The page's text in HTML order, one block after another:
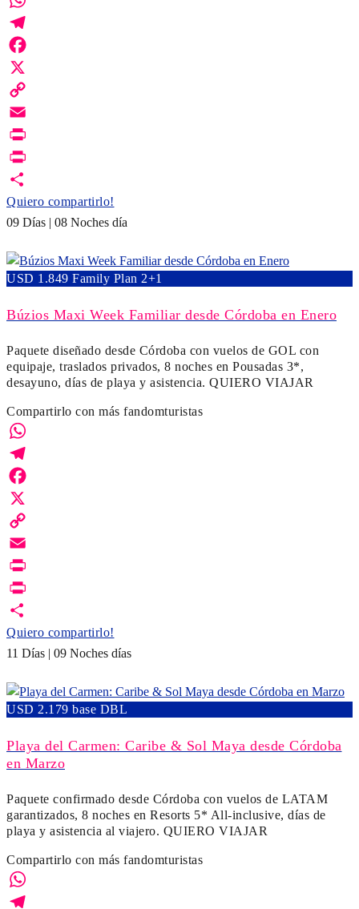
WhatsApp
Telegram
Facebook
X
Copy
Link
Email
Print
PrintFriendly
Quiero compartirlo!
09 Días | 08 Noches día
USD 1.849 Family Plan 2+1
Búzios Maxi Week Familiar desde Córdoba en Enero
Paquete diseñado desde Córdoba con vuelos de GOL con
equipaje, traslados privados, 8 noches en Pousadas 3*,
desayuno, días de playa y asistencia. QUIERO VIAJAR
Compartirlo con más fandomturistas
WhatsApp
Telegram
Facebook
X
Copy
Link
Email
Print
PrintFriendly
Quiero compartirlo!
11 Días | 09 Noches días
USD 2.179 base DBL
Playa del Carmen: Caribe & Sol Maya desde Córdoba
en Marzo
Paquete confirmado desde Córdoba con vuelos de LATAM
garantizados, 8 noches en Resorts 5* All-inclusive, días de
playa y asistencia al viajero. QUIERO VIAJAR
Compartirlo con más fandomturistas
WhatsApp